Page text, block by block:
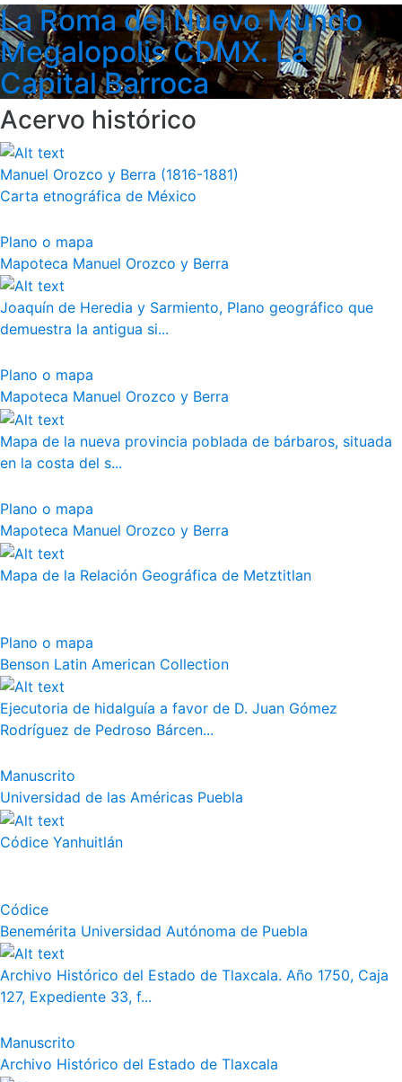
La Roma del Nuevo Mundo
Megalopolis CDMX. La
Capital Barroca
Acervo histórico
Manuel Orozco y Berra (1816-1881)
Carta etnográfica de México
Plano o mapa
Mapoteca Manuel Orozco y Berra
Joaquín de Heredia y Sarmiento, Plano geográfico que
demuestra la antigua si...
Plano o mapa
Mapoteca Manuel Orozco y Berra
Mapa de la nueva provincia poblada de bárbaros, situada
en la costa del s...
Plano o mapa
Mapoteca Manuel Orozco y Berra
Mapa de la Relación Geográfica de Metztitlan
Plano o mapa
Benson Latin American Collection
Ejecutoria de hidalguía a favor de D. Juan Gómez
Rodríguez de Pedroso Bárcen...
Manuscrito
Universidad de las Américas Puebla
Códice Yanhuitlán
Códice
Benemérita Universidad Autónoma de Puebla
Archivo Histórico del Estado de Tlaxcala. Año 1750, Caja
127, Expediente 33, f...
Manuscrito
Archivo Histórico del Estado de Tlaxcala